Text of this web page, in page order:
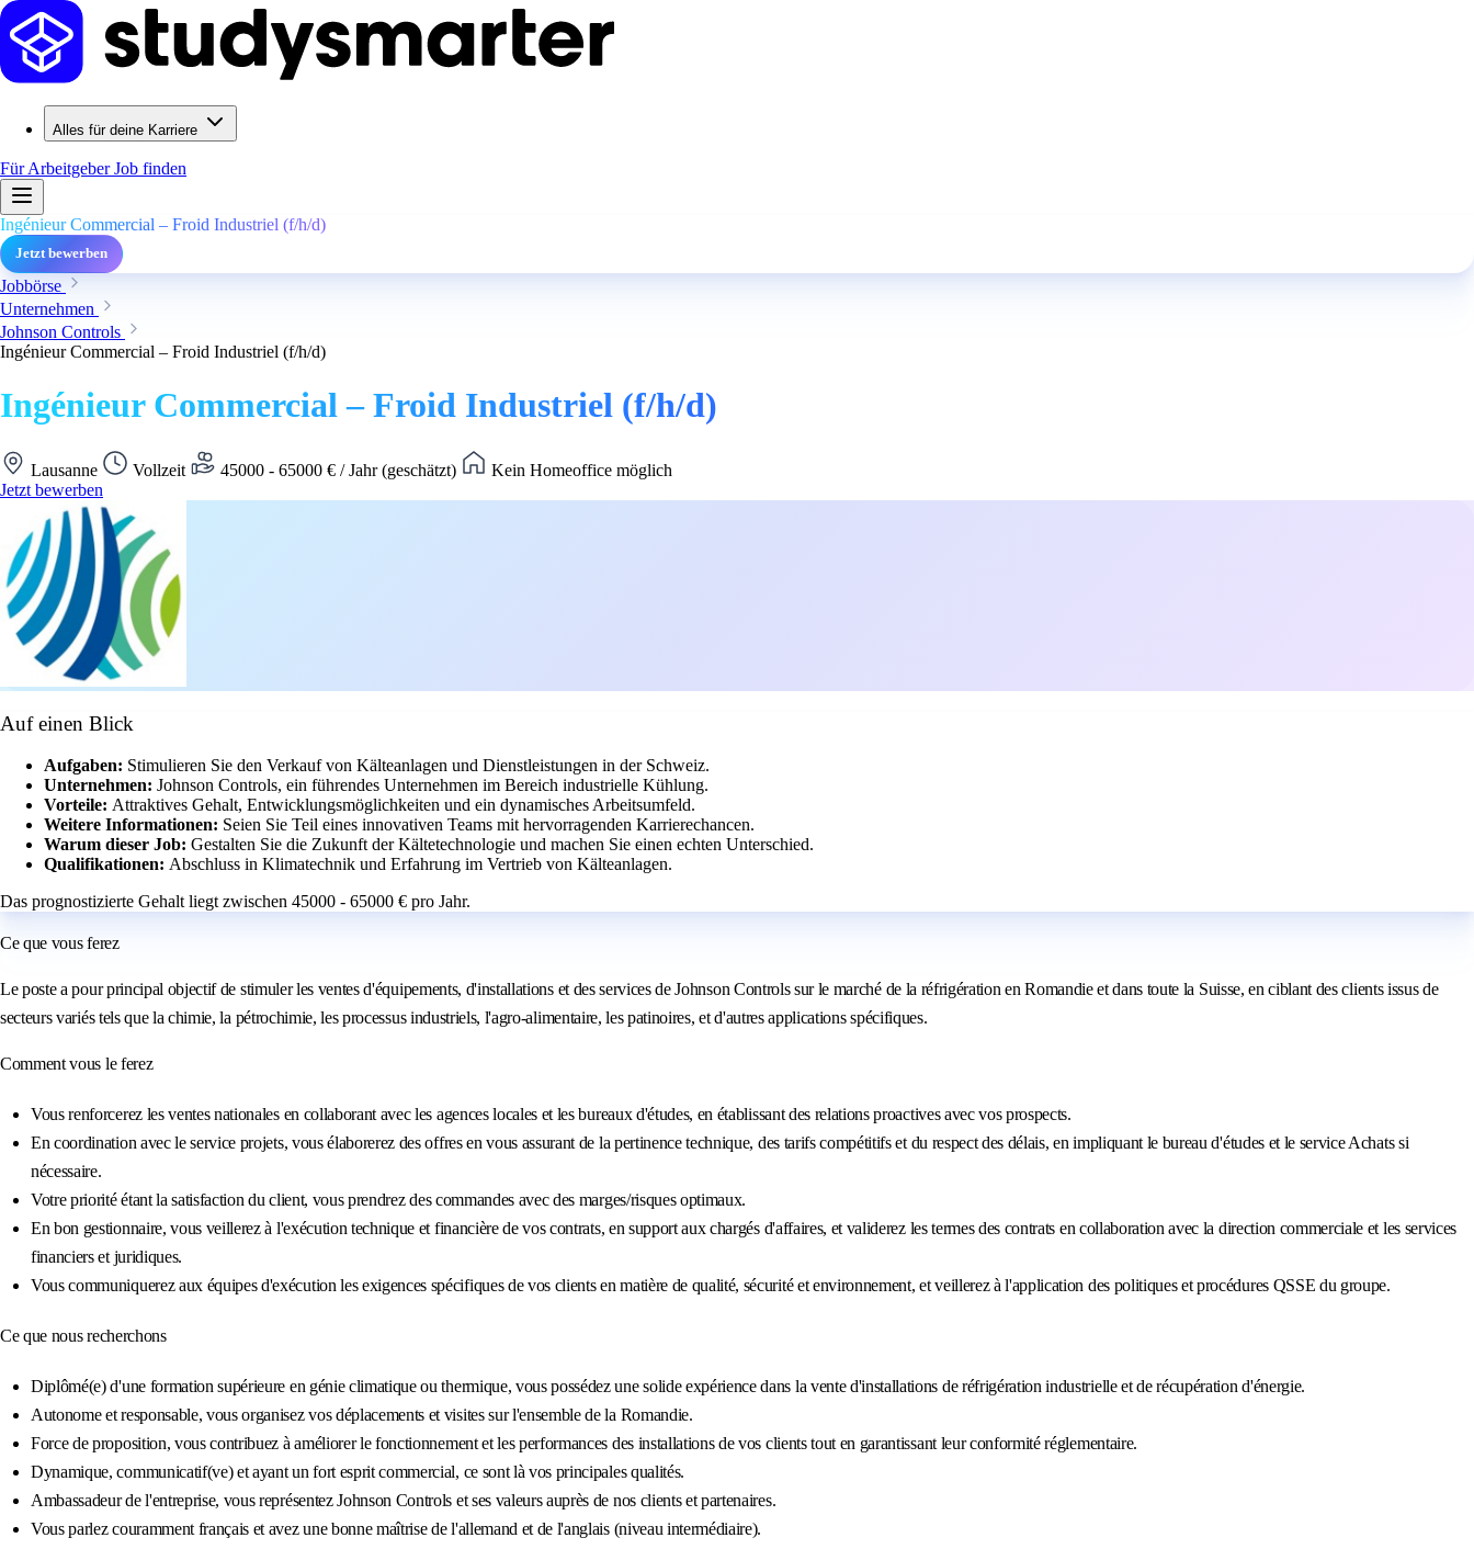
Alles für deine Karriere
Für ArbeitgeberJob finden
Ingénieur Commercial – Froid Industriel (f/h/d)
Jetzt bewerben
Jobbörse
Unternehmen
Johnson Controls
Ingénieur Commercial – Froid Industriel (f/h/d)
Ingénieur Commercial – Froid Industriel (f/h/d)
Lausanne Vollzeit 45000 - 65000 € / Jahr (geschätzt)
Kein Homeoffice möglich
Jetzt bewerben
Auf einen Blick
Aufgaben: Stimulieren Sie den Verkauf von Kälteanlagen und Dienstleistungen in der Schweiz.
Unternehmen: Johnson Controls, ein führendes Unternehmen im Bereich industrielle Kühlung.
Vorteile: Attraktives Gehalt, Entwicklungsmöglichkeiten und ein dynamisches Arbeitsumfeld.
Weitere Informationen: Seien Sie Teil eines innovativen Teams mit hervorragenden Karrierechancen.
Warum dieser Job: Gestalten Sie die Zukunft der Kältetechnologie und machen Sie einen echten Unterschied.
Qualifikationen: Abschluss in Klimatechnik und Erfahrung im Vertrieb von Kälteanlagen.
Das prognostizierte Gehalt liegt zwischen 45000 - 65000 € pro Jahr.
Ce que vous ferez
Le poste a pour principal objectif de stimuler les ventes d'équipements, d'installations et des services de Johnson Controls sur le marché de la réfrigération en Romandie et dans toute la Suisse, en ciblant des clients issus de
secteurs variés tels que la chimie, la pétrochimie, les processus industriels, l'agro-alimentaire, les patinoires, et d'autres applications spécifiques.
Comment vous le ferez
Vous renforcerez les ventes nationales en collaborant avec les agences locales et les bureaux d'études, en établissant des relations proactives avec vos prospects.
En coordination avec le service projets, vous élaborerez des offres en vous assurant de la pertinence technique, des tarifs compétitifs et du respect des délais, en impliquant le bureau d'études et le service Achats si
nécessaire.
Votre priorité étant la satisfaction du client, vous prendrez des commandes avec des marges/risques optimaux.
En bon gestionnaire, vous veillerez à l'exécution technique et financière de vos contrats, en support aux chargés d'affaires, et validerez les termes des contrats en collaboration avec la direction commerciale et les services
financiers et juridiques.
Vous communiquerez aux équipes d'exécution les exigences spécifiques de vos clients en matière de qualité, sécurité et environnement, et veillerez à l'application des politiques et procédures QSSE du groupe.
Ce que nous recherchons
Diplômé(e) d'une formation supérieure en génie climatique ou thermique, vous possédez une solide expérience dans la vente d'installations de réfrigération industrielle et de récupération d'énergie.
Autonome et responsable, vous organisez vos déplacements et visites sur l'ensemble de la Romandie.
Force de proposition, vous contribuez à améliorer le fonctionnement et les performances des installations de vos clients tout en garantissant leur conformité réglementaire.
Dynamique, communicatif(ve) et ayant un fort esprit commercial, ce sont là vos principales qualités.
Ambassadeur de l'entreprise, vous représentez Johnson Controls et ses valeurs auprès de nos clients et partenaires.
Vous parlez couramment français et avez une bonne maîtrise de l'allemand et de l'anglais (niveau intermédiaire).